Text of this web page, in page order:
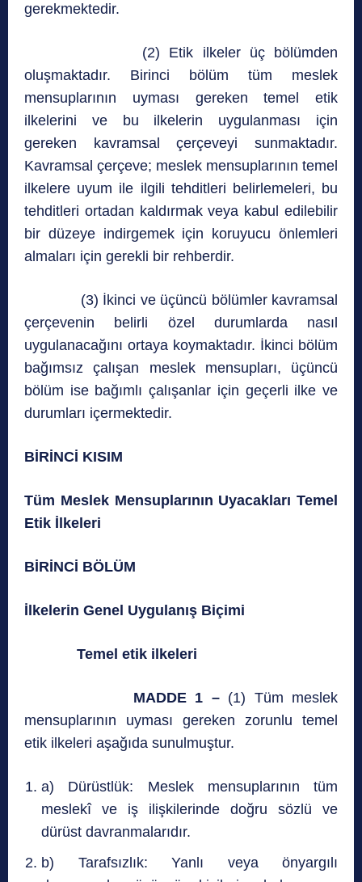
gerekmektedir.
(2) Etik ilkeler üç bölümden
oluşmaktadır. Birinci bölüm tüm meslek
mensuplarının uyması gereken temel etik
ilkelerini ve bu ilkelerin uygulanması için
gereken kavramsal çerçeveyi sunmaktadır.
Kavramsal çerçeve; meslek mensuplarının temel
ilkelere uyum ile ilgili tehditleri belirlemeleri, bu
tehditleri ortadan kaldırmak veya kabul edilebilir
bir düzeye indirgemek için koruyucu önlemleri
almaları için gerekli bir rehberdir.
(3) İkinci ve üçüncü bölümler kavramsal
çerçevenin belirli özel durumlarda nasıl
uygulanacağını ortaya koymaktadır. İkinci bölüm
bağımsız çalışan meslek mensupları, üçüncü
bölüm ise bağımlı çalışanlar için geçerli ilke ve
durumları içermektedir.
BİRİNCİ KISIM
Tüm Meslek Mensuplarının Uyacakları Temel
Etik İlkeleri
BİRİNCİ BÖLÜM
İlkelerin Genel Uygulanış Biçimi
Temel etik ilkeleri
MADDE 1 –(1) Tüm meslek
mensuplarının uyması gereken zorunlu temel
etik ilkeleri aşağıda sunulmuştur.
a) Dürüstlük: Meslek mensuplarının tüm
meslekî ve iş ilişkilerinde doğru sözlü ve
dürüst davranmalarıdır.
b) Tarafsızlık: Yanlı veya önyargılı